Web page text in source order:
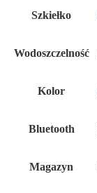
Szkiełko
Wodoszczelność
Kolor
Bluetooth
Magazyn